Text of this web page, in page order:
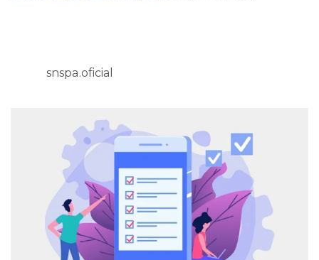
snspa.oficial